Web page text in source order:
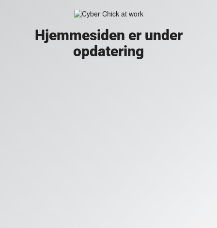
Hjemmesiden er under
opdatering